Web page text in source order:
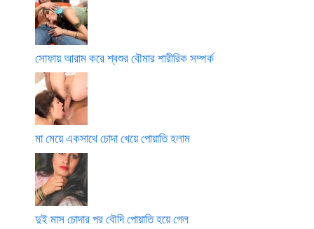
সোফায় আরাম করে শ্বশুর বৌমার শারীরিক সম্পর্ক
মা মেয়ে একসাথে চোদা খেয়ে পোয়াতি হলাম
দুই মাস চোদার পর বৌদি পোয়াতি হয়ে গেল